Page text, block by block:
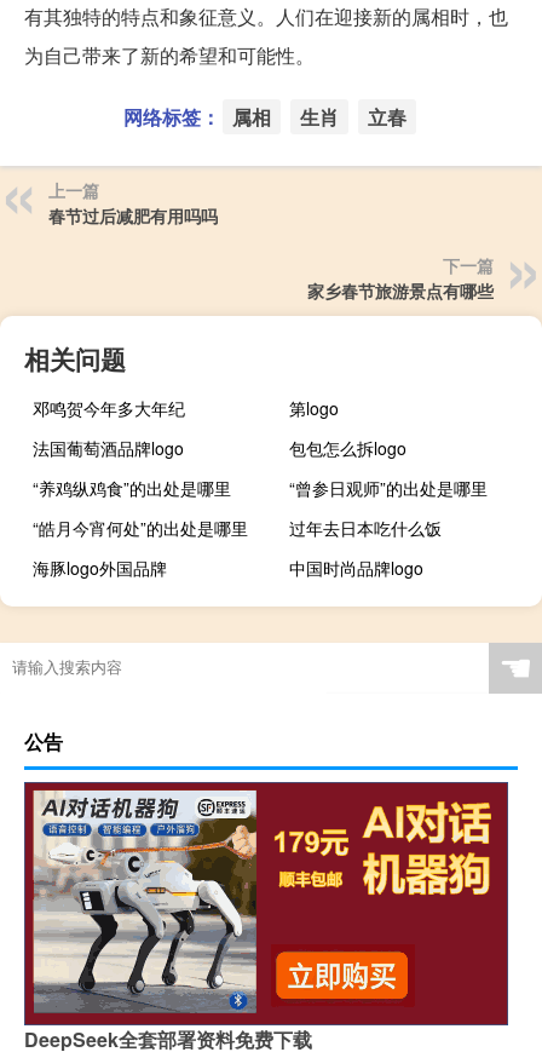
有其独特的特点和象征意义。人们在迎接新的属相时，也
为自己带来了新的希望和可能性。
网络标签： 属相 生肖 立春
上一篇
春节过后减肥有用吗吗
下一篇
家乡春节旅游景点有哪些
相关问题
邓鸣贺今年多大年纪
第logo
法国葡萄酒品牌logo
包包怎么拆logo
“养鸡纵鸡食”的出处是哪里
“曾参日观师”的出处是哪里
“皓月今宵何处”的出处是哪里
过年去日本吃什么饭
海豚logo外国品牌
中国时尚品牌logo
☚
公告
DeepSeek全套部署资料免费下载